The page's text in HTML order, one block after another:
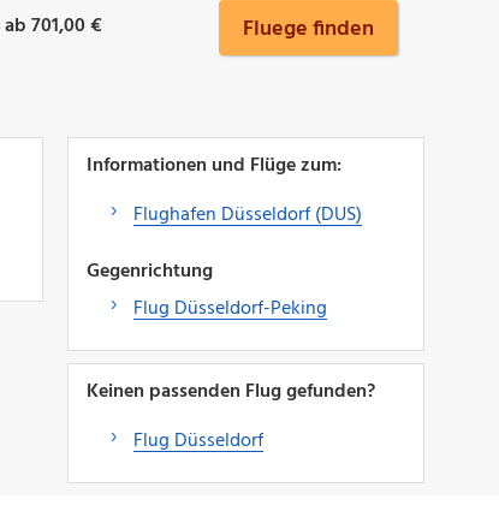
ab 701,00 € Fluege finden
Informationen und Flüge zum:
Flughafen Düsseldorf (DUS)
Gegenrichtung
Flug Düsseldorf-Peking
Keinen passenden Flug gefunden?
Flug Düsseldorf